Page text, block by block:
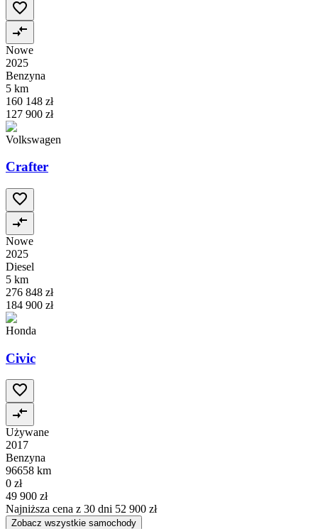
Nowe
2025
Benzyna
5 km
160 148 zł
127 900 zł
Volkswagen
Crafter
Nowe
2025
Diesel
5 km
276 848 zł
184 900 zł
Honda
Civic
Używane
2017
Benzyna
96658 km
0 zł
49 900 zł
Najniższa cena z 30 dni 52 900 zł
Zobacz wszystkie samochody